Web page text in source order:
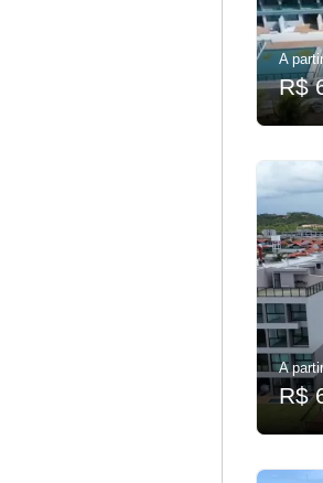
A
R$
A
R$